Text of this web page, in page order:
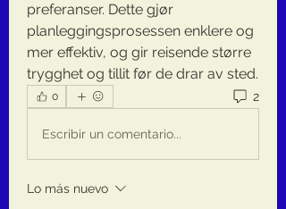
preferanser. Dette gjør
planleggingsprosessen enklere og
mer effektiv, og gir reisende større
trygghet og tillit før de drar av sted.
0 2
Escribir un comentario...
Lo más nuevo